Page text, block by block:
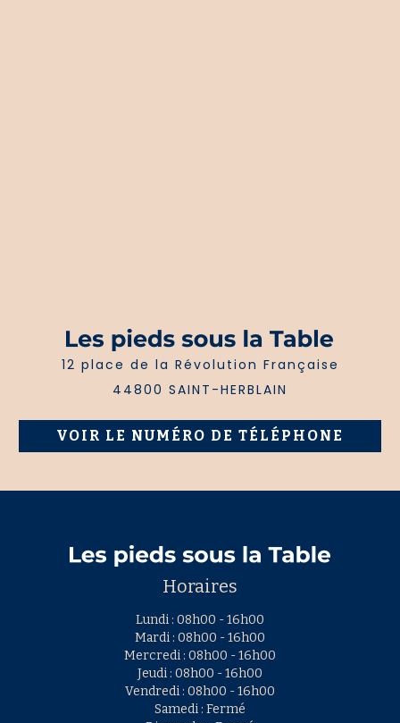
12 place de la Révolution Française
44800 SAINT-HERBLAIN
VOIR LE NUMÉRO DE TÉLÉPHONE
Horaires
Lundi : 08h00 - 16h00
Mardi : 08h00 - 16h00
Mercredi : 08h00 - 16h00
Jeudi : 08h00 - 16h00
Vendredi : 08h00 - 16h00
Samedi : Fermé